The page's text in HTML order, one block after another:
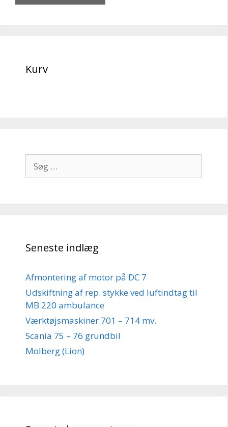
Kurv
efter:
Seneste indlæg
Afmontering af motor på DC 7
Udskiftning af rep. stykke ved luftindtag til
MB 220 ambulance
Værktøjsmaskiner 701 – 714 mv.
Scania 75 – 76 grundbil
Molberg (Lion)